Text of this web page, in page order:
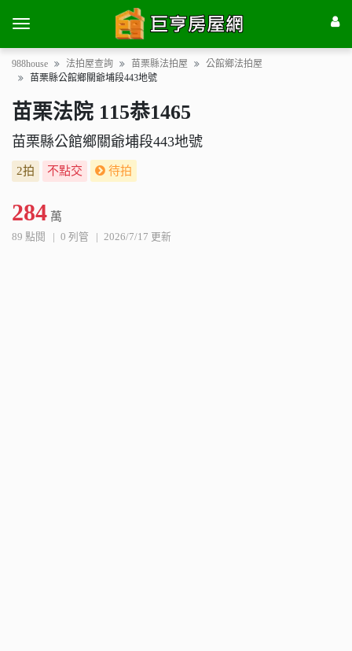
988house 法拍屋查詢 苗栗縣法拍屋
公館鄉法拍屋
苗栗縣公館鄉關爺埔段443地號
苗栗法院 115恭1465
苗栗縣公館鄉關爺埔段443地號
2拍 不點交 待拍
284 萬
89 點閱 0 列管 2026/7/17 更新